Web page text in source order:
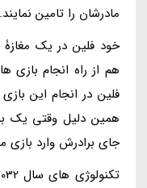
مادرشان را تامین نمایند.
خود فلین در یک
هم از راه انجام بازی
فلین در انجام این
همین دلیل وقتی یک
جای برادرش وارد بازی